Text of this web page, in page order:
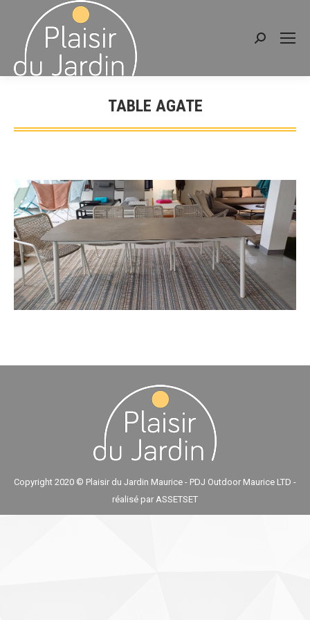
Search:
TABLE AGATE
You are here:
Copyright 2020 © Plaisir du Jardin Maurice - PDJ Outdoor Maurice LTD -
réalisé par ASSETSET